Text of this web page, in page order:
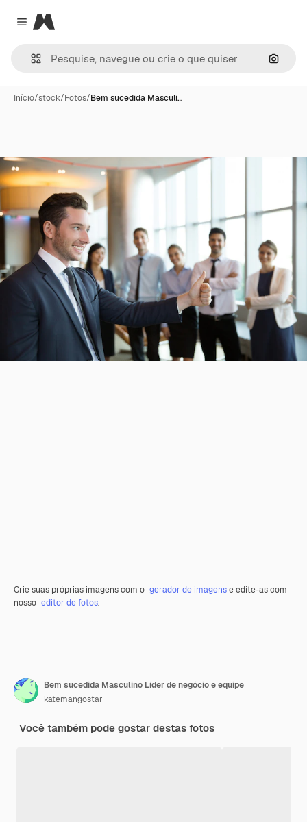
Close menu
Magnific
Início/stock/Fotos/Bem sucedida Masculi…
Crie suas próprias imagens com o gerador de imagense edite-as com
nosso editor de fotos.
Bem sucedida Masculino Líder de negócio e equipe
katemangostar
Você também pode gostar destas fotos